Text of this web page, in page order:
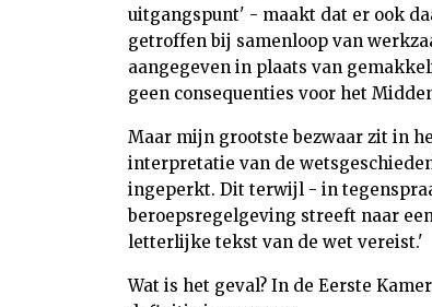
uitgangspunt' - maakt dat er ook
getroffen bij samenloop van
aangegeven in plaats van
geen consequenties voor het
Maar mijn grootste bezwaar zit in
interpretatie van de
ingeperkt. Dit terwijl - in
beroepsregelgeving streeft naar
letterlijke tekst van de wet vereist.'
Wat is het geval? In de Eerste